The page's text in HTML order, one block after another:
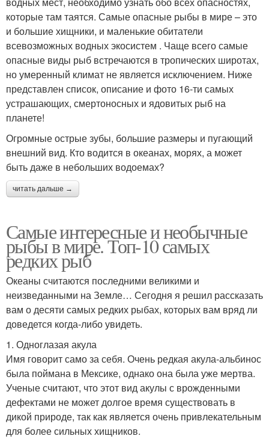
которые там таятся. Самые опасные рыбы в мире – это
и большие хищники, и маленькие обитатели
всевозможных водных экосистем . Чаще всего самые
опасные виды рыб встречаются в тропических широтах,
но умеренный климат не является исключением. Ниже
представлен список, описание и фото 16-ти самых
устрашающих, смертоносных и ядовитых рыб на
планете!
Огромные острые зубы, большие размеры и пугающий
внешний вид. Кто водится в океанах, морях, а может
быть даже в небольших водоемах?
читать дальше →
Самые интересные и необычные
рыбы в мире. Топ-10 самых
редких рыб
Океаны считаются последними великими и
неизведанными на Земле… Сегодня я решил рассказать
вам о десяти самых редких рыбах, которых вам вряд ли
доведется когда-либо увидеть.
1. Одноглазая акула
Имя говорит само за себя. Очень редкая акула-альбинос
была поймана в Мексике, однако она была уже мертва.
Ученые считают, что этот вид акулы с врожденными
дефектами не может долгое время существовать в
дикой природе, так как является очень привлекательным
для более сильных хищников.